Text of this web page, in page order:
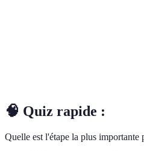
🧠 Quiz rapide :
Quelle est l'étape la plus importante